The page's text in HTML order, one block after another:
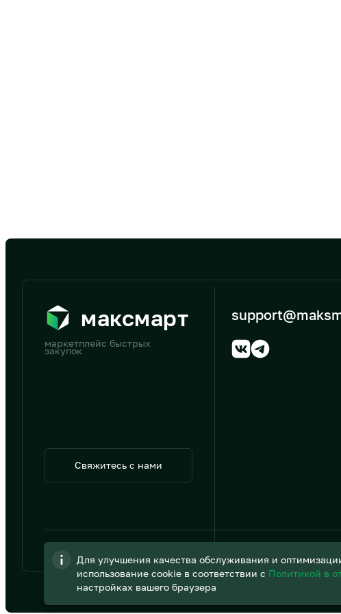
максмарт
маркетплейс быстрых
закупок
Свяжитесь с нами
Для улучшения качества обслуживания и
использование cookie в соответствии с Политикой в
настройках вашего браузера